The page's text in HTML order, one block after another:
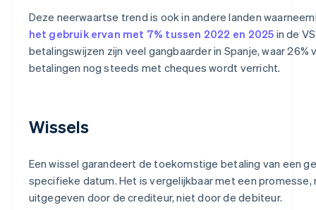
Deze neerwaartse trend is ook in andere landen
het gebruik ervan met 7% tussen 2022 en 2025 in de
betalingswijzen zijn veel gangbaarder in Spanje, waar 26%
betalingen nog steeds met cheques wordt verricht.
Wissels
Een wissel garandeert de toekomstige betaling van een
specifieke datum. Het is vergelijkbaar met een promesse,
uitgegeven door de crediteur, niet door de debiteur.